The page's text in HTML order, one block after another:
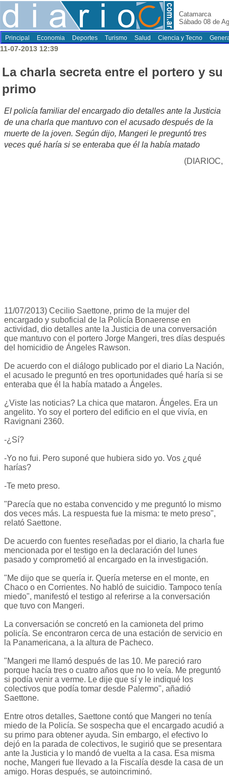
Catamarca
Sábado 08 de
Principal Economia Deportes Turismo Salud Ciencia y Tecno
11-07-2013 12:39
La charla secreta entre el portero y su
primo
El policía familiar del encargado dio detalles ante la Justicia
de una charla que mantuvo con el acusado después de la
muerte de la joven. Según dijo, Mangeri le preguntó tres
veces qué haría si se enteraba que él la había matado
(DIARIOC,
11/07/2013) Cecilio Saettone, primo de la mujer del
encargado y suboficial de la Policía Bonaerense en
actividad, dio detalles ante la Justicia de una conversación
que mantuvo con el portero Jorge Mangeri, tres días después
del homicidio de Ángeles Rawson.
De acuerdo con el diálogo publicado por el diario La Nación,
el acusado le preguntó en tres oportunidades qué haría si se
enteraba que él la había matado a Ángeles.
¿Viste las noticias? La chica que mataron. Ángeles. Era un
angelito. Yo soy el portero del edificio en el que vivía, en
Ravignani 2360.
-¿Sí?
-Yo no fui. Pero suponé que hubiera sido yo. Vos ¿qué
harías?
-Te meto preso.
"Parecía que no estaba convencido y me preguntó lo mismo
dos veces más. La respuesta fue la misma: te meto preso",
relató Saettone.
De acuerdo con fuentes reseñadas por el diario, la charla fue
mencionada por el testigo en la declaración del lunes
pasado y comprometió al encargado en la investigación.
"Me dijo que se quería ir. Quería meterse en el monte, en
Chaco o en Corrientes. No habló de suicidio. Tampoco tenía
miedo", manifestó el testigo al referirse a la conversación
que tuvo con Mangeri.
La conversación se concretó en la camioneta del primo
policía. Se encontraron cerca de una estación de servicio en
la Panamericana, a la altura de Pacheco.
"Mangeri me llamó después de las 10. Me pareció raro
porque hacía tres o cuatro años que no lo veía. Me preguntó
si podía venir a verme. Le dije que sí y le indiqué los
colectivos que podía tomar desde Palermo", añadió
Saettone.
Entre otros detalles, Saettone contó que Mangeri no tenía
miedo de la Policía. Se sospecha que el encargado acudió a
su primo para obtener ayuda. Sin embargo, el efectivo lo
dejó en la parada de colectivos, le sugirió que se presentara
ante la Justicia y lo mandó de vuelta a la casa. Esa misma
noche, Mangeri fue llevado a la Fiscalía desde la casa de un
amigo. Horas después, se autoincriminó.